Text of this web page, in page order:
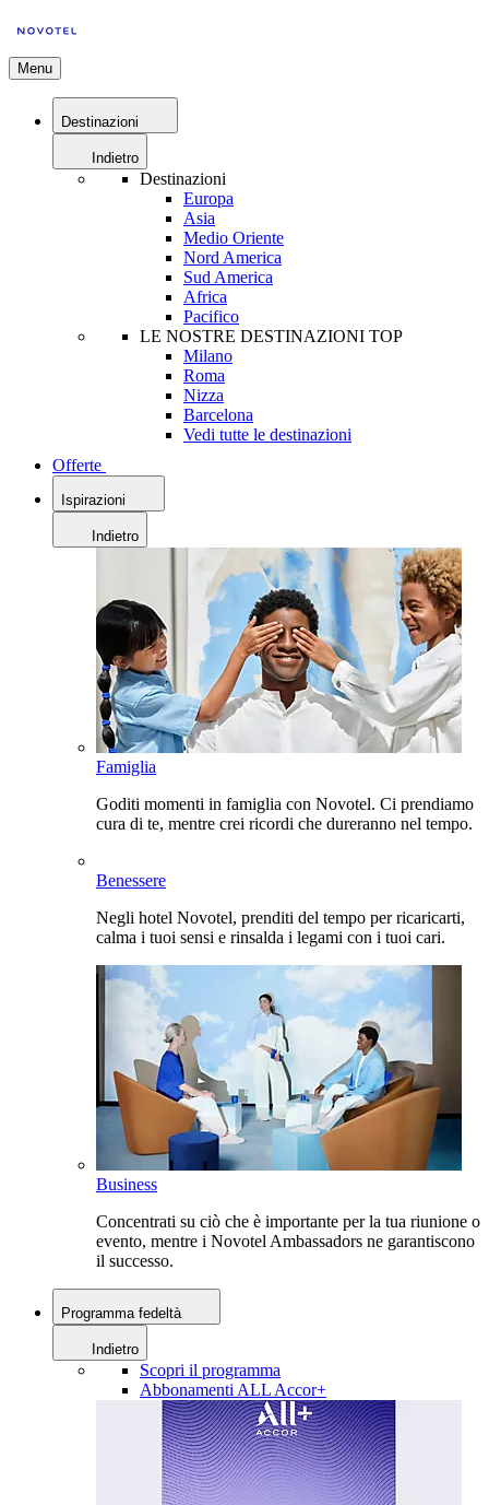
Menu
Destinazioni
Indietro
Destinazioni
Europa
Asia
Medio Oriente
Nord America
Sud America
Africa
Pacifico
LE NOSTRE DESTINAZIONI TOP
Milano
Roma
Nizza
Barcelona
Vedi tutte le destinazioni
Offerte
Ispirazioni
Indietro
Famiglia
Goditi momenti in famiglia con Novotel. Ci prendiamo
cura di te, mentre crei ricordi che dureranno nel tempo.
Benessere
Negli hotel Novotel, prenditi del tempo per ricaricarti,
calma i tuoi sensi e rinsalda i legami con i tuoi cari.
Business
Concentrati su ciò che è importante per la tua riunione o
evento, mentre i Novotel Ambassadors ne garantiscono
il successo.
Programma fedeltà
Indietro
Scopri il programma
Abbonamenti ALL Accor+